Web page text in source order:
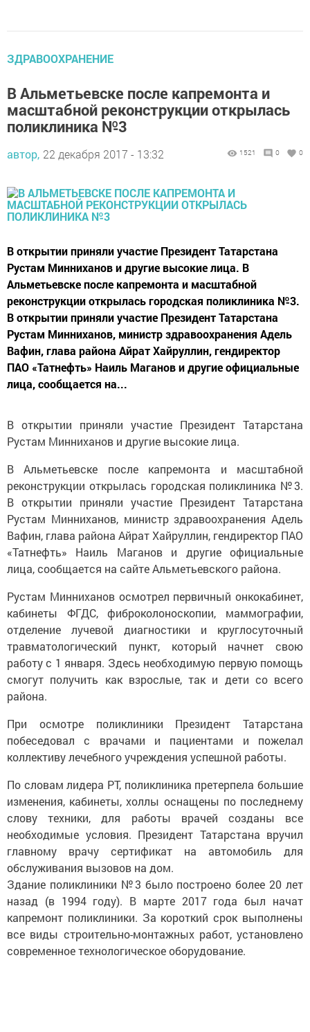
ЗДРАВООХРАНЕНИЕ
В Альметьевске после капремонта и
масштабной реконструкции открылась
поликлиника №3
автор, 22 декабря 2017 - 13:32 1521 0 0
В открытии приняли участие Президент Татарстана
Рустам Минниханов и другие высокие лица. В
Альметьевске после капремонта и масштабной
реконструкции открылась городская поликлиника №3.
В открытии приняли участие Президент Татарстана
Рустам Минниханов, министр здравоохранения Адель
Вафин, глава района Айрат Хайруллин, гендиректор
ПАО «Татнефть» Наиль Маганов и другие официальные
лица, сообщается на...
В открытии приняли участие Президент Татарстана
Рустам Минниханов и другие высокие лица.
В Альметьевске после капремонта и масштабной
реконструкции открылась городская поликлиника №3.
В открытии приняли участие Президент Татарстана
Рустам Минниханов, министр здравоохранения Адель
Вафин, глава района Айрат Хайруллин, гендиректор ПАО
«Татнефть» Наиль Маганов и другие официальные
лица, сообщается на сайте Альметьевского района.
Рустам Минниханов осмотрел первичный онкокабинет,
кабинеты ФГДС, фиброколоноскопии, маммографии,
отделение лучевой диагностики и круглосуточный
травматологический пункт, который начнет свою
работу с 1 января. Здесь необходимую первую помощь
смогут получить как взрослые, так и дети со всего
района.
При осмотре поликлиники Президент Татарстана
побеседовал с врачами и пациентами и пожелал
коллективу лечебного учреждения успешной работы.
По словам лидера РТ, поликлиника претерпела большие
изменения, кабинеты, холлы оснащены по последнему
слову техники, для работы врачей созданы все
необходимые условия. Президент Татарстана вручил
главному врачу сертификат на автомобиль для
обслуживания вызовов на дом.
Здание поликлиники №3 было построено более 20 лет
назад (в 1994 году). В марте 2017 года был начат
капремонт поликлиники. За короткий срок выполнены
все виды строительно-монтажных работ, установлено
современное технологическое оборудование.